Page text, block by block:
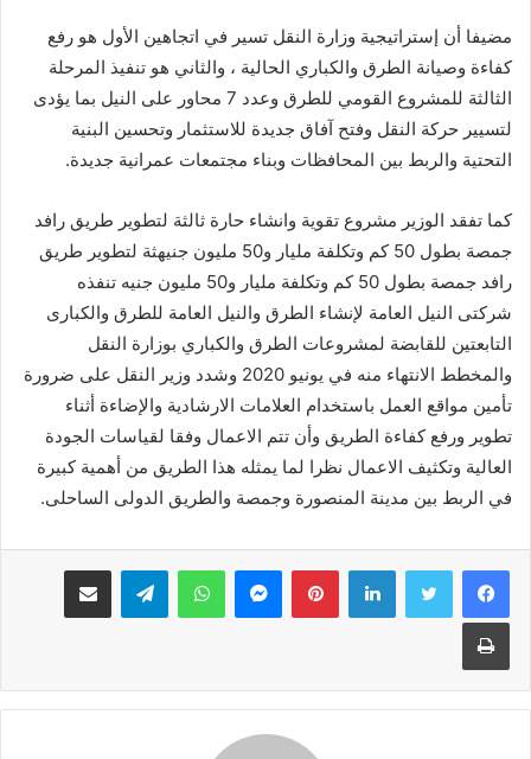
مضيفا أن إستراتيجية وزارة النقل تسير في اتجاهين الأول هو رفع
كفاءة وصيانة الطرق والكباري الحالية ، والثاني هو تنفيذ المرحلة
الثالثة للمشروع القومي للطرق وعدد 7 محاور على النيل بما يؤدى
لتسيير حركة النقل وفتح آفاق جديدة للاستثمار وتحسين البنية
التحتية والربط بين المحافظات وبناء مجتمعات عمرانية جديدة.
كما تفقد الوزير مشروع تقوية وانشاء حارة ثالثة لتطوير طريق رافد
جمصة بطول 50 كم وتكلفة مليار و50 مليون جنيهثة لتطوير طريق
رافد جمصة بطول 50 كم وتكلفة مليار و50 مليون جنيه تنفذه
شركتى النيل العامة لإنشاء الطرق والنيل العامة للطرق والكبارى
التابعتين للقابضة لمشروعات الطرق والكباري بوزارة النقل
والمخطط الانتهاء منه في يونيو 2020 وشدد وزير النقل على ضرورة
تأمين مواقع العمل باستخدام العلامات الارشادية والإضاءة أثناء
تطوير ورفع كفاءة الطريق وأن تتم الاعمال وفقا لقياسات الجودة
العالية وتكثيف الاعمال نظرا لما يمثله هذا الطريق من أهمية كبيرة
في الربط بين مدينة المنصورة وجمصة والطريق الدولى الساحلى.
لينكدإن بينتيريستماسنجر واتساب تيلقرام مشاركة عبر البريد
طباعة